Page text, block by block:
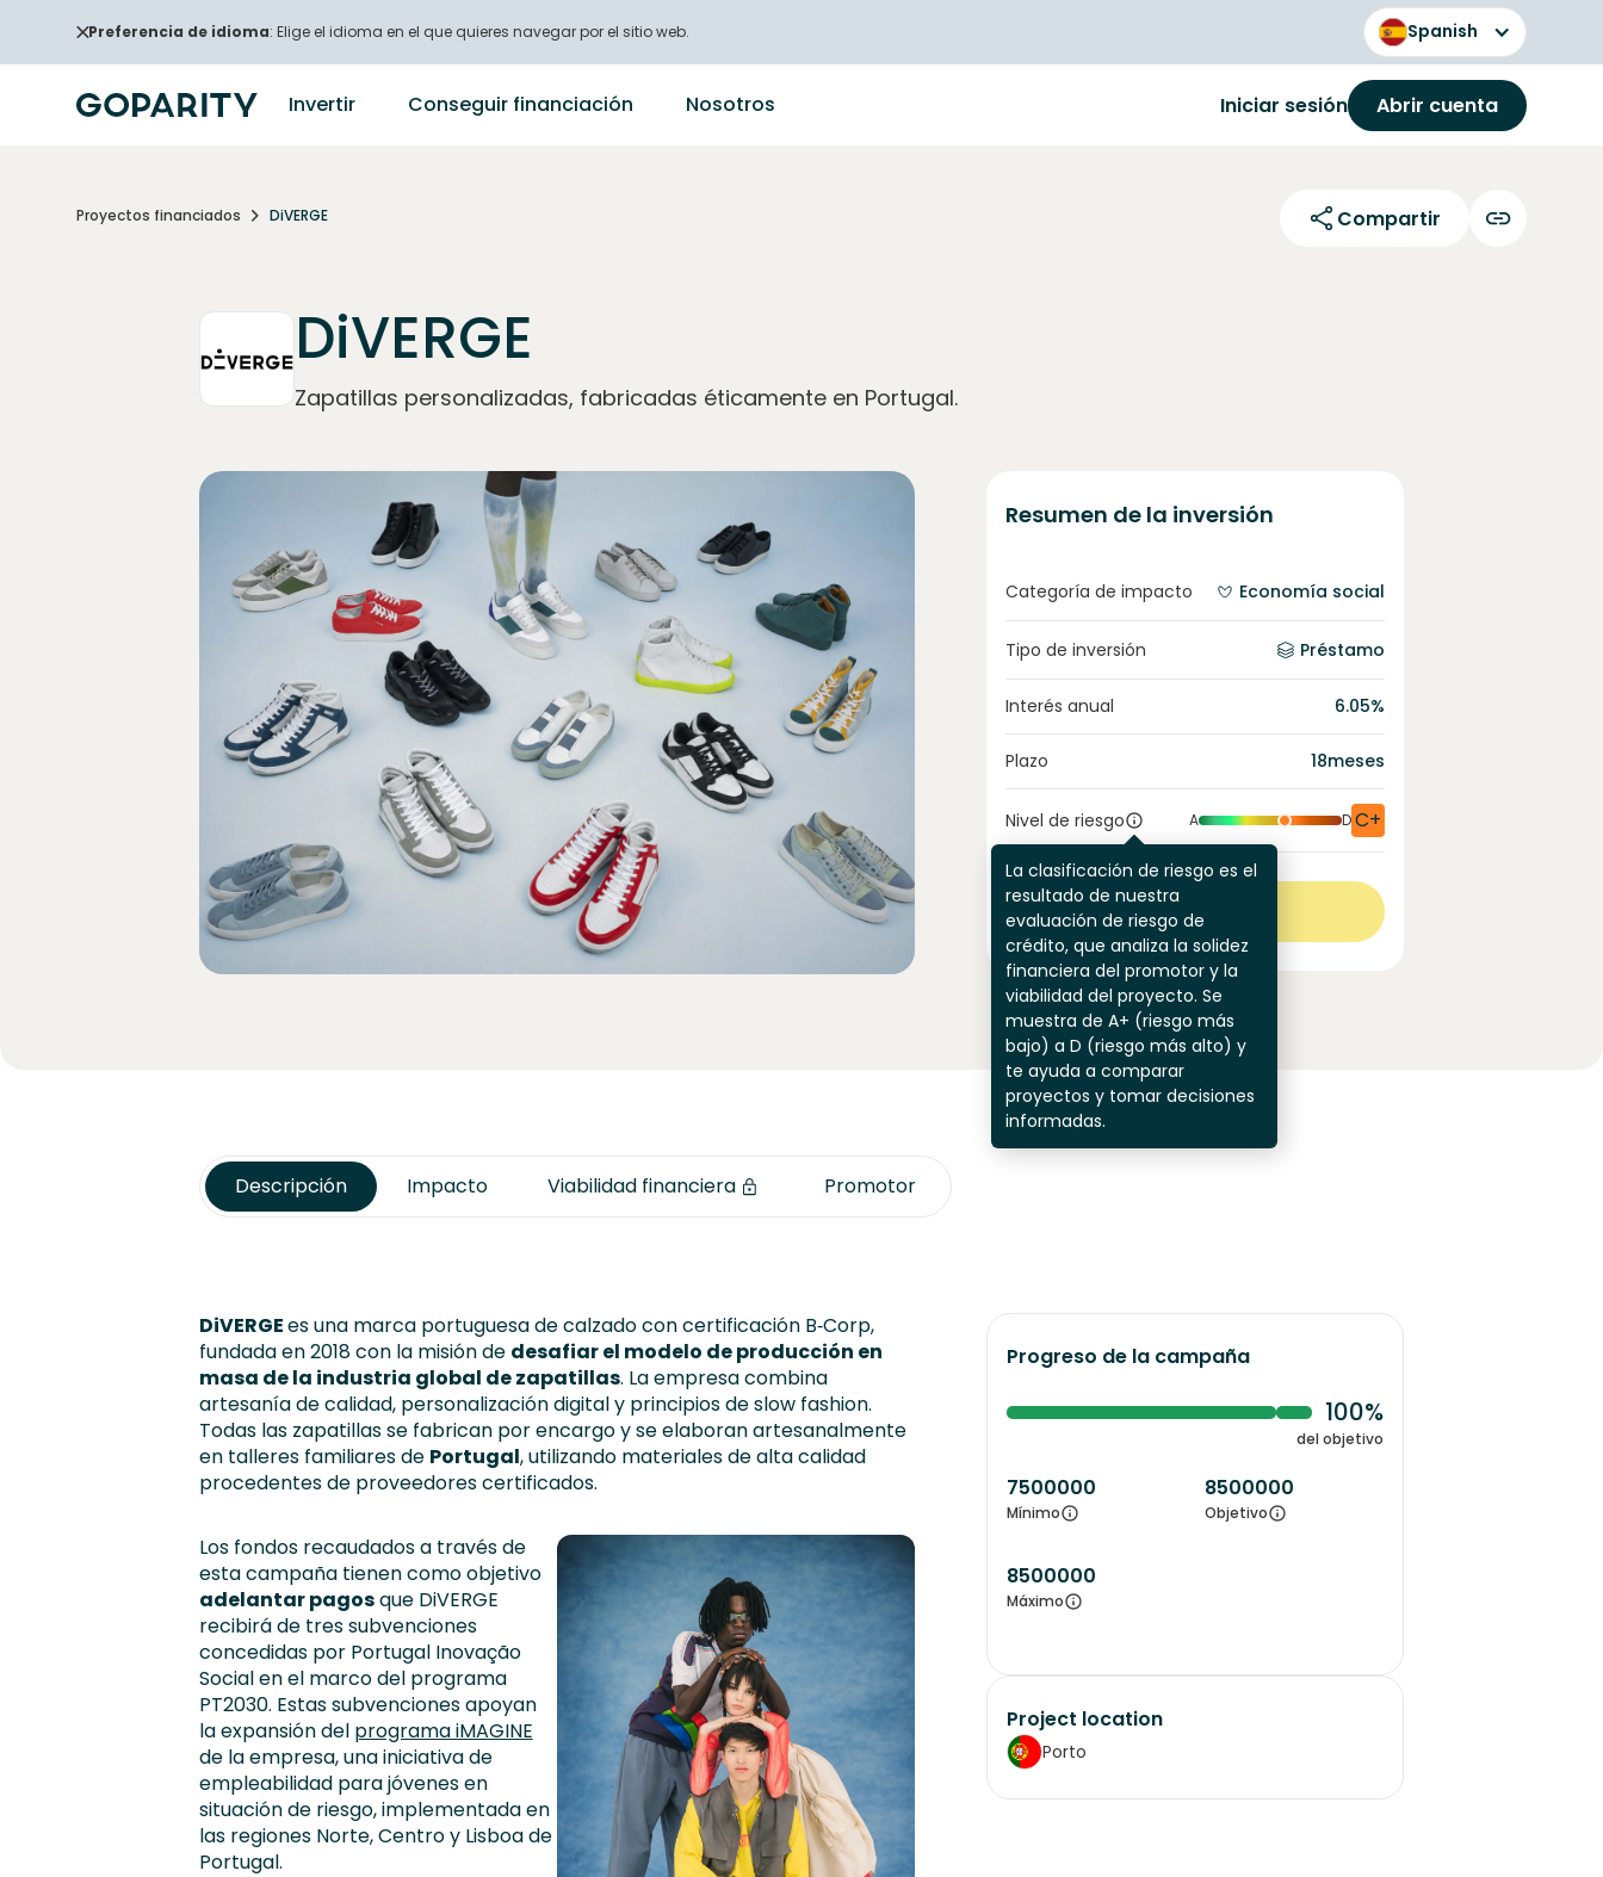
Preferencia de idioma: Elige el idioma en el que quieres navegar por el sitio web. Spanish
Invertir Conseguir financiación Nosotros Iniciar sesión Abrir cuenta
Proyectos financiados DiVERGE Compartir
DiVERGE
Zapatillas personalizadas, fabricadas éticamente en Portugal.
Resumen de la inversión
Categoría de impacto Economía social
Tipo de inversión Préstamo
Interés anual 6.05%
Plazo 18meses
Nivel de riesgo
La clasificación de riesgo es el
resultado de nuestra
evaluación de riesgo de
crédito, que analiza la solidez
financiera del promotor y la
viabilidad del proyecto. Se
muestra de A+ (riesgo más
bajo) a D (riesgo más alto) y
te ayuda a comparar
proyectos y tomar decisiones
informadas.
A DC+
Ver más
Descripción Impacto Viabilidad financiera Promotor
DiVERGEes una marca portuguesa de calzado con certificación B‑Corp,
fundada en 2018 con la misión de desafiar el modelo de producción en
masa de la industria global de zapatillas. La empresa combina
artesanía de calidad, personalización digital y principios de slow fashion.
Todas las zapatillas se fabrican por encargo y se elaboran artesanalmente
en talleres familiares de Portugal, utilizando materiales de alta calidad
procedentes de proveedores certificados.
Los fondos recaudados a través de
esta campaña tienen como objetivo
adelantar pagosque DiVERGE
recibirá de tres subvenciones
concedidas por Portugal Inovação
Social en el marco del programa
PT2030. Estas subvenciones apoyan
la expansión del programa iMAGINE
de la empresa, una iniciativa de
empleabilidad para jóvenes en
situación de riesgo, implementada en
las regiones Norte, Centro y Lisboa de
Portugal.
Progreso de la campaña
100%
del objetivo
7500000
Mínimo
8500000
Objetivo
8500000
Máximo
Project location
Porto